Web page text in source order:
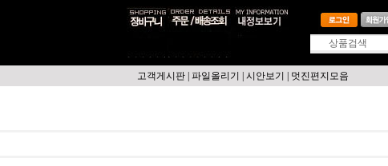
고객게시판 파일올리기 시안보기 멋진편지모음